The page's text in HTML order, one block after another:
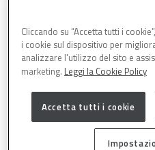
Cliccando su “Accetta tutti i
i cookie sul dispositivo per
analizzare l'utilizzo del sito e
marketing. Leggi la Cookie Policy
Accetta tutti i cookie